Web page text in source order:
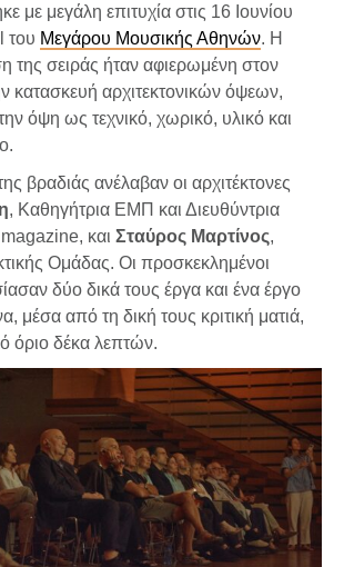
με μεγάλη επιτυχία στις 16 Ιουνίου
του Μεγάρου Μουσικής Αθηνών. Η
της σειράς ήταν αφιερωμένη στον
κατασκευή αρχιτεκτονικών όψεων,
όψη ως τεχνικό, χωρικό, υλικό και
βραδιάς ανέλαβαν οι αρχιτέκτονες
, Καθηγήτρια ΕΜΠ και Διευθύντρια
και Σταύρος Μαρτίνος,
Ομάδας. Οι προσκεκλημένοι
δύο δικά τους έργα και ένα έργο
μέσα από τη δική τους κριτική ματιά,
όριο δέκα λεπτών.